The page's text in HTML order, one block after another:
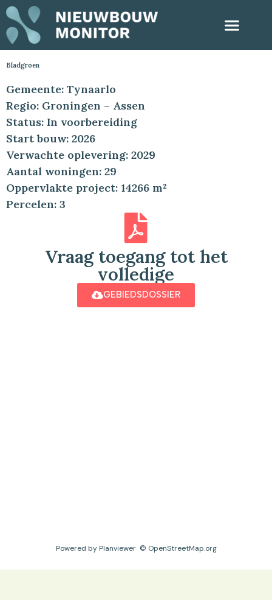
Bladgroen
Gemeente: Tynaarlo
Regio: Groningen – Assen
Status: In voorbereiding
Start bouw: 2026
Verwachte oplevering: 2029
Aantal woningen: 29
Oppervlakte project: 14266 m²
Percelen: 3
Vraag toegang tot het
volledige
GEBIEDSDOSSIER
Powered by Planviewer© OpenStreetMap.org